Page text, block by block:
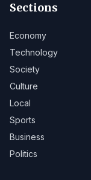
Sections
Economy
Technology
Society
Culture
Local
Sports
Business
Politics